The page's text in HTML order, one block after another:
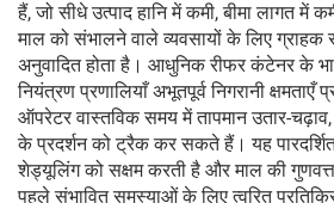
हैं, जो सीधे उत्पाद हानि में कमी, बीमा लागत में
माल को संभालने वाले व्यवसायों के लिए
अनुवादित होता है। आधुनिक रीफर कंटेनर के
नियंत्रण प्रणालियाँ अभूतपूर्व निगरानी क्षमताएँ
ऑपरेटर वास्तविक समय में तापमान उतार-
के प्रदर्शन को ट्रैक कर सकते हैं। यह
शेड्यूलिंग को सक्षम करती है और माल की
पहले संभावित समस्याओं के लिए त्वरित